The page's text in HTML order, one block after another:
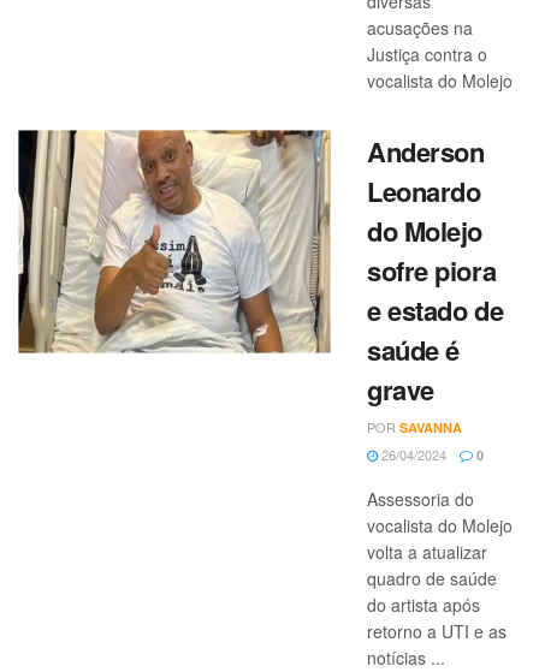
acusações na
Justiça contra o
vocalista do Molejo
Anderson
Leonardo
do Molejo
sofre piora
e estado de
saúde é
grave
POR SAVANNA
26/04/2024 0
Assessoria do
vocalista do Molejo
volta a atualizar
quadro de saúde
do artista após
retorno a UTI e as
notícias ...